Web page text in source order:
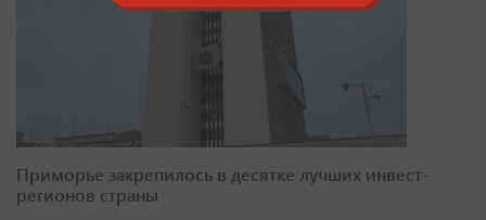
Приморье закрепилось в десятке лучших инвест-
регионов страны